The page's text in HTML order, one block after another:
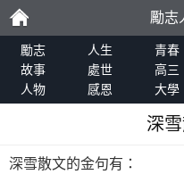
勵
志
勵志
勵志 人生 青春
故事
處世 高三
人物
感恩 大學
深
深雪散文的金句有：